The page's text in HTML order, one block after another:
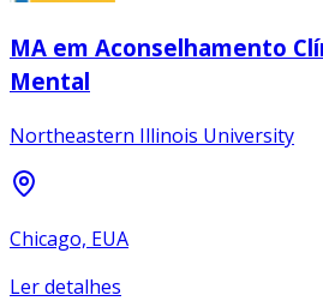
MA em Aconselhamento
Mental
Northeastern Illinois University
Chicago, EUA
Ler detalhes